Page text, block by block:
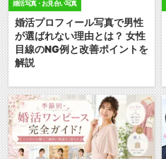
婚活写真・お見合い写真
婚活プロフィール写真で男性
が選ばれない理由とは？ 女性
目線のNG例と改善ポイントを
解説